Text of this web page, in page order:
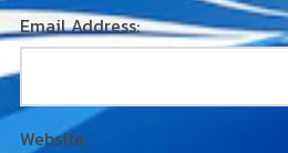
Email Address:
Website: